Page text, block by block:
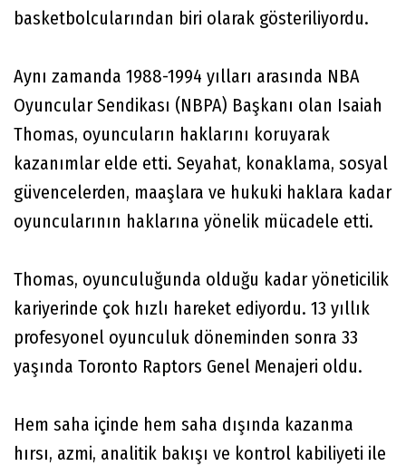
basketbolcularından biri olarak gösteriliyordu.
Aynı zamanda 1988-1994 yılları arasında NBA
Oyuncular Sendikası (NBPA) Başkanı olan Isaiah
Thomas, oyuncuların haklarını koruyarak
kazanımlar elde etti. Seyahat, konaklama, sosyal
güvencelerden, maaşlara ve hukuki haklara kadar
oyuncularının haklarına yönelik mücadele etti.
Thomas, oyunculuğunda olduğu kadar yöneticilik
kariyerinde çok hızlı hareket ediyordu. 13 yıllık
profesyonel oyunculuk döneminden sonra 33
yaşında Toronto Raptors Genel Menajeri oldu.
Hem saha içinde hem saha dışında kazanma
hırsı, azmi, analitik bakışı ve kontrol kabiliyeti ile